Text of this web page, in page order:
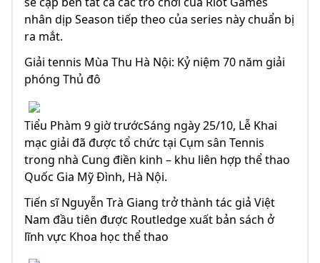
nhân dịp Season tiếp theo của series này chuẩn bị
ra mắt.
Giải tennis Mùa Thu Hà Nội: Kỷ niệm 70 năm giải
phóng Thủ đô
Tiểu Phàm 9 giờ trướcSáng ngày 25/10, Lễ Khai
mạc giải đã được tổ chức tại Cụm sân Tennis
trong nhà Cung điền kinh – khu liên hợp thể thao
Quốc Gia Mỹ Đình, Hà Nội.
Tiến sĩ Nguyễn Trà Giang trở thành tác giả Việt
Nam đầu tiên được Routledge xuất bản sách ở
lĩnh vực Khoa học thể thao